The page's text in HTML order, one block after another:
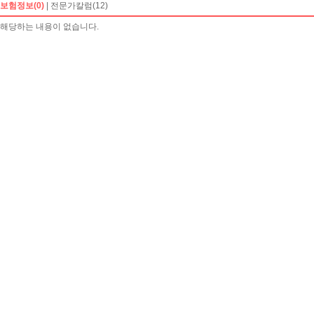
보험정보(0) 전문가칼럼(12)
해당하는 내용이 없습니다.